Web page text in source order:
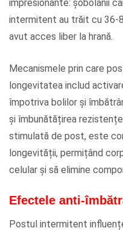
impresionante: șobolanii
intermitent au trăit cu 36-
avut acces liber la hrană.
Mecanismele prin care
longevitatea includ
împotriva bolilor și
și îmbunătățirea
stimulată de post, este
longevității, permițând
celular și să elimine
Efectele anti-
Postul intermitent